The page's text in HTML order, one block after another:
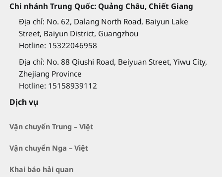
Chi nhánh Trung Quốc: Quảng Châu, Chiết Giang
Địa chỉ: No. 62, Dalang North Road, Baiyun Lake
Street, Baiyun District, Guangzhou
Hotline: 15322046958
Địa chỉ: No. 88 Qiushi Road, Beiyuan Street, Yiwu City,
Zhejiang Province
Hotline: 15158939112
Dịch vụ
Vận chuyển Trung – Việt
Vận chuyển Nga – Việt
Khai báo hải quan